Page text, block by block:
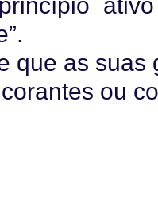
que as suas
ou